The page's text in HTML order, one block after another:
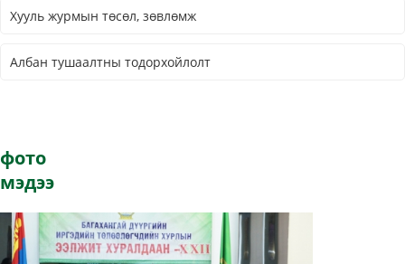
Хууль журмын төсөл, зөвлөмж
Албан тушаалтны тодорхойлолт
фото
мэдээ